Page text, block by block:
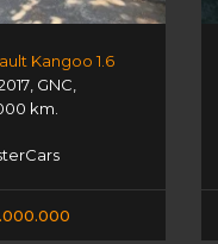
Kangoo 1.6
, GNC,
km.